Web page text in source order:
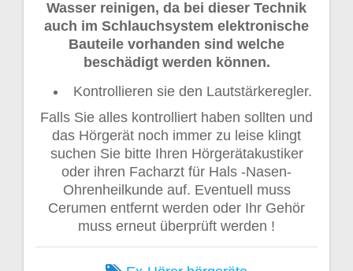
Wasser reinigen, da bei dieser Technik
auch im Schlauchsystem elektronische
Bauteile vorhanden sind welche
beschädigt werden können.
Kontrollieren sie den Lautstärkeregler.
Falls Sie alles kontrolliert haben sollten und
das Hörgerät noch immer zu leise klingt
suchen Sie bitte Ihren Hörgerätakustiker
oder ihren Facharzt für Hals -Nasen-
Ohrenheilkunde auf. Eventuell muss
Cerumen entfernt werden oder Ihr Gehör
muss erneut überprüft werden !